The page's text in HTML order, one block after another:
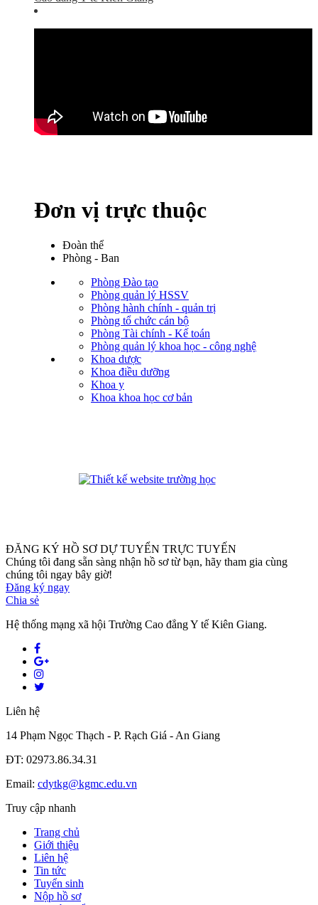
Đơn vị trực thuộc
Đoàn thể
Phòng - Ban
Phòng Đào tạo
Phòng quản lý HSSV
Phòng hành chính - quản trị
Phòng tổ chức cán bộ
Phòng Tài chính - Kế toán
Phòng quản lý khoa học - công nghệ
Khoa dược
Khoa điều dưỡng
Khoa y
Khoa khoa học cơ bản
ĐĂNG KÝ HỒ SƠ DỰ TUYỂN TRỰC TUYẾN
Chúng tôi đang sẵn sàng nhận hồ sơ từ bạn, hãy tham gia cùng
chúng tôi ngay bây giờ!
Đăng ký ngay
Chia sẻ
Hệ thống mạng xã hội Trường Cao đẳng Y tế Kiên Giang.
Liên hệ
14 Phạm Ngọc Thạch - P. Rạch Giá - An Giang
ĐT: 02973.86.34.31
Email: cdytkg@kgmc.edu.vn
Truy cập nhanh
Trang chủ
Giới thiệu
Liên hệ
Tin tức
Tuyển sinh
Nộp hồ sơ